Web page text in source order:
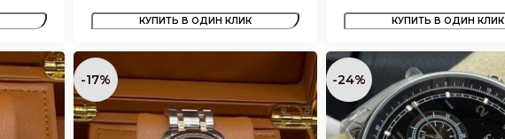
КУПИТЬ В ОДИН КЛИК КУПИТЬ В ОДИН КЛИК
-17% -24%